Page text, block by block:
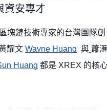
資安專才
塊鏈技術專家的台灣團隊創
耀文 Wayne Huang 與 蕭
Huang 都是 XREX 的核